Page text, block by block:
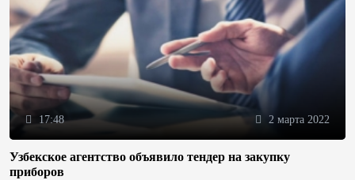
17:48 2 марта 2022
Узбекское агентство объявило тендер на закупку
приборов